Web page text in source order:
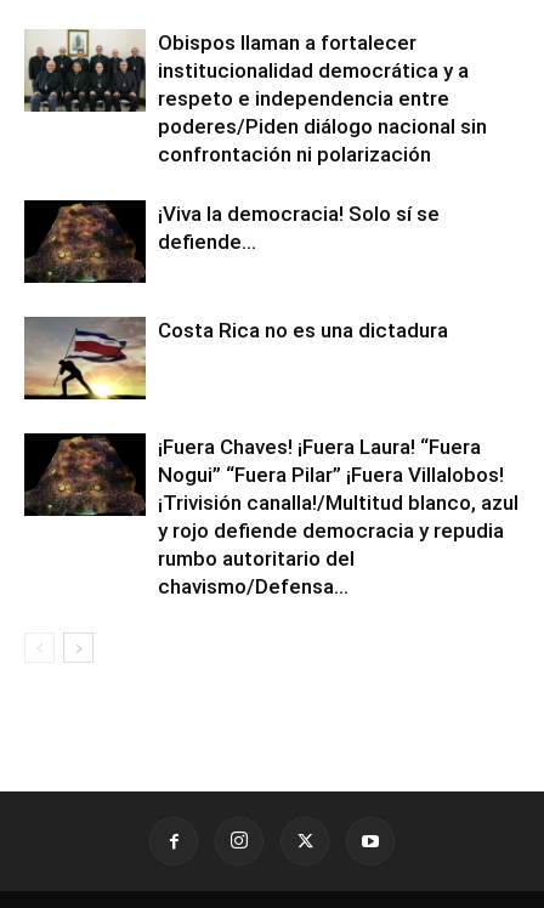
Obispos llaman a fortalecer
institucionalidad democrática y a
respeto e independencia entre
poderes/Piden diálogo nacional sin
confrontación ni polarización
¡Viva la democracia! Solo sí se
defiende…
Costa Rica no es una dictadura
¡Fuera Chaves! ¡Fuera Laura! “Fuera
Nogui” “Fuera Pilar” ¡Fuera Villalobos!
¡Trivisión canalla!/Multitud blanco, azul
y rojo defiende democracia y repudia
rumbo autoritario del
chavismo/Defensa...